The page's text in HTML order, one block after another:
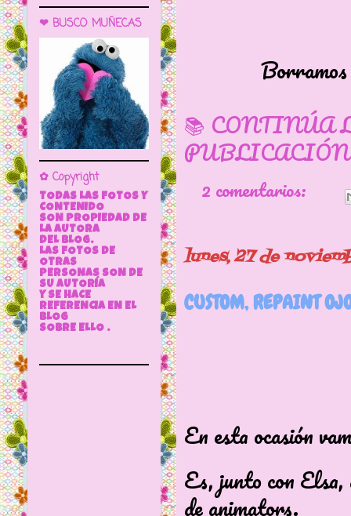
Borramos
📚 CONTINÚA
2 comentarios:
lunes, 27 de
CUSTOM, REPAINT
En esta ocasión
Es, junto con Elsa,
de animators.
❤ BUSCO MUÑECAS
✿ Copyright
TODAS LAS FOTOS Y
CONTENIDO
SON PROPIEDAD DE
LA AUTORA
DEL BLOG.
LAS FOTOS DE
OTRAS
PERSONAS SON DE
SU AUTORÍA
Y SE HACE
REFERENCIA EN EL
BLOG
SOBRE ELLO .